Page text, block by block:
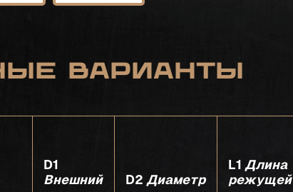
варианты
D1
Внешний
D2 Диаметр
L1 Длина
режущей